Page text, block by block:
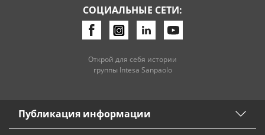
СОЦИАЛЬНЫЕ СЕТИ:
Открой для себя истории
группы Intesa Sanpaolo
Публикация информации